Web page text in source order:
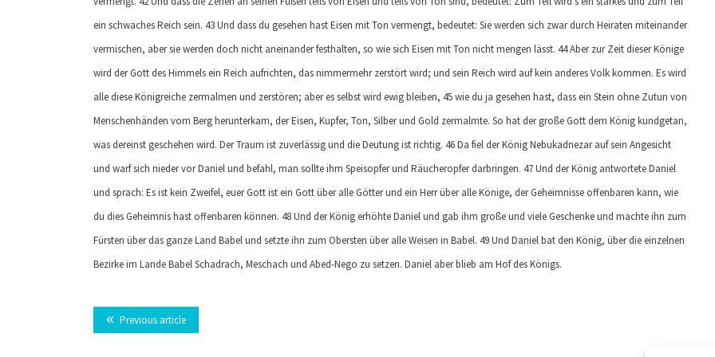
ein schwaches Reich sein. 43 Und dass du gesehen hast Eisen mit Ton vermengt, bedeutet: Sie werden sich zwar durch Heiraten miteinander
vermischen, aber sie werden doch nicht aneinander festhalten, so wie sich Eisen mit Ton nicht mengen lässt. 44 Aber zur Zeit dieser Könige
wird der Gott des Himmels ein Reich aufrichten, das nimmermehr zerstört wird; und sein Reich wird auf kein anderes Volk kommen. Es wird
alle diese Königreiche zermalmen und zerstören; aber es selbst wird ewig bleiben, 45 wie du ja gesehen hast, dass ein Stein ohne Zutun von
Menschenhänden vom Berg herunterkam, der Eisen, Kupfer, Ton, Silber und Gold zermalmte. So hat der große Gott dem König kundgetan,
was dereinst geschehen wird. Der Traum ist zuverlässig und die Deutung ist richtig. 46 Da fiel der König Nebukadnezar auf sein Angesicht
und warf sich nieder vor Daniel und befahl, man sollte ihm Speisopfer und Räucheropfer darbringen. 47 Und der König antwortete Daniel
und sprach: Es ist kein Zweifel, euer Gott ist ein Gott über alle Götter und ein Herr über alle Könige, der Geheimnisse offenbaren kann, wie
du dies Geheimnis hast offenbaren können. 48 Und der König erhöhte Daniel und gab ihm große und viele Geschenke und machte ihn zum
Fürsten über das ganze Land Babel und setzte ihn zum Obersten über alle Weisen in Babel. 49 Und Daniel bat den König, über die einzelnen
Bezirke im Lande Babel Schadrach, Meschach und Abed-Nego zu setzen. Daniel aber blieb am Hof des Königs.
Previous article